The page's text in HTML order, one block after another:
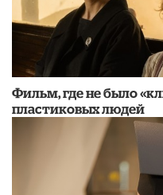
Фильм, где не было
пластиковых людей